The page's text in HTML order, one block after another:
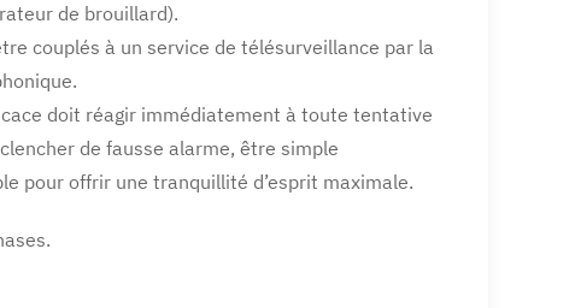
de brouillard).
couplés à un service de télésurveillance par la
doit réagir immédiatement à toute tentative
de fausse alarme, être simple
pour offrir une tranquillité d’esprit maximale.